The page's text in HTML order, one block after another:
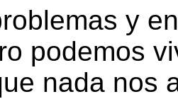
y
podemos
nada nos